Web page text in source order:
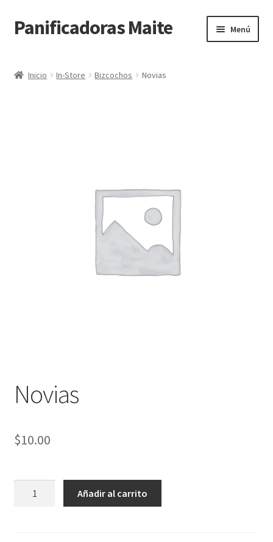
Ir
a
navegación
Ir
al
Panificadoras Maite Menú
Inicio In-Store Bizcochos Novias
Novias
$10.00
Añadir al carrito